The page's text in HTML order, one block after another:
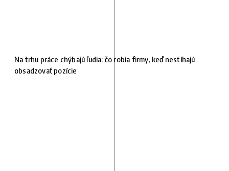
Na trhu práce chýbajú ľudia: čo robia firmy, keď nestíhajú
obsadzovať pozície